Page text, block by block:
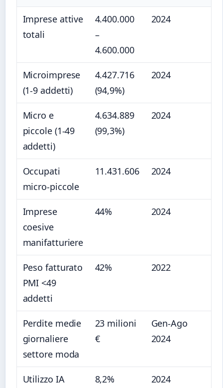
Imprese attive
totali
4.400.000
–
4.600.000
2024
Microimprese
(1-9 addetti)
4.427.716
(94,9%)
2024
Micro e
piccole (1-49
addetti)
4.634.889
(99,3%)
2024
Occupati
micro-piccole
11.431.606 2024
Imprese
coesive
manifatturiere
44% 2024
Peso fatturato
PMI <49
addetti
42% 2022
Perdite medie
giornaliere
settore moda
23 milioni
€
Gen-Ago
2024
Utilizzo IA
8,2% 2024